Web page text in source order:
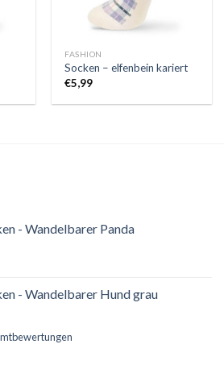
FASHION
Socken – elfenbein kariert
€5,99
- Wandelbarer Panda
- Wandelbarer Hund grau